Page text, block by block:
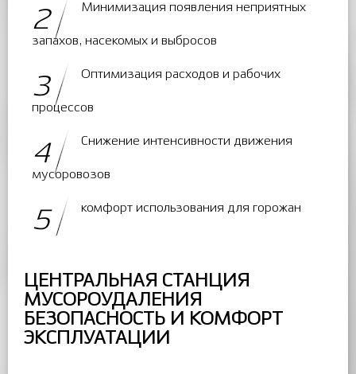
2
Минимизация появления неприятных
запахов, насекомых и выбросов
3
Оптимизация расходов и рабочих
процессов
4
Снижение интенсивности движения
мусоровозов
5
комфорт использования для горожан
ЦЕНТРАЛЬНАЯ СТАНЦИЯ
МУСОРОУДАЛЕНИЯ
БЕЗОПАСНОСТЬ И КОМФОРТ
ЭКСПЛУАТАЦИИ